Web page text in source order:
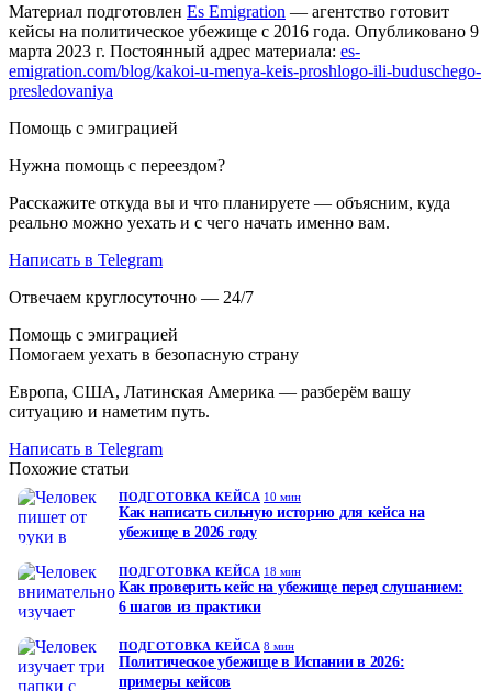
Материал подготовлен Es Emigration — агентство готовит
кейсы на политическое убежище с 2016 года. Опубликовано 9
марта 2023 г. Постоянный адрес материала: es-
emigration.com/blog/kakoi-u-menya-keis-proshlogo-ili-buduschego-
presledovaniya
Помощь с эмиграцией
Нужна помощь с переездом?
Расскажите откуда вы и что планируете — объясним, куда
реально можно уехать и с чего начать именно вам.
Написать в Telegram
Отвечаем круглосуточно — 24/7
Помощь с эмиграцией
Помогаем уехать в безопасную страну
Европа, США, Латинская Америка — разберём вашу
ситуацию и наметим путь.
Написать в Telegram
Похожие статьи
ПОДГОТОВКА КЕЙСА 10 мин
Как написать сильную историю для кейса на
убежище в 2026 году
ПОДГОТОВКА КЕЙСА 18 мин
Как проверить кейс на убежище перед слушанием:
6 шагов из практики
ПОДГОТОВКА КЕЙСА 8 мин
Политическое убежище в Испании в 2026:
примеры кейсов